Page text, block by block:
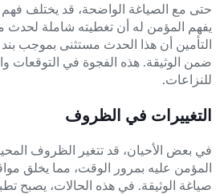
حتى مع الصياغة الواضحة، قد يختلف فهم
يفهم المؤمن له أن تغطيته شاملة لحدث
التأمين أن هذا الحدث مستثنى بموجب
ضمن الوثيقة. هذه الفجوة في التوقعات
للنزاعات.
التغييرات في الظروف
في بعض الأحيان، قد تتغير الظروف
المؤمن عليه بمرور الوقت، مما يخلق
صياغة الوثيقة. في هذه الحالات، يصبح